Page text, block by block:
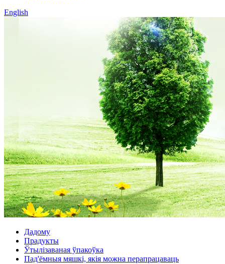
English
Дадому
Прадукты
Ўтылізаваная ўпакоўка
Пад'ёмныя мяшкі, якія можна перапрацаваць